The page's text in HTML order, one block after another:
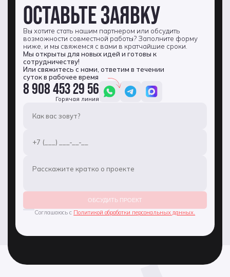
ОБСУДИТЬ ПРОЕКТ
Соглашаюсь с Политикой обработки персональных данных.
ОСТАВЬТЕ ЗАЯВКУ
Вы хотите стать нашим партнером или обсудить
возможности совместной работы? Заполните форму
ниже, и мы свяжемся с вами в кратчайшие сроки.
Мы открыты для новых идей и готовы к
сотрудничеству!
Или свяжитесь с нами, ответим в течении
суток в рабочее время
8 908 453 29 56
Горячая линия